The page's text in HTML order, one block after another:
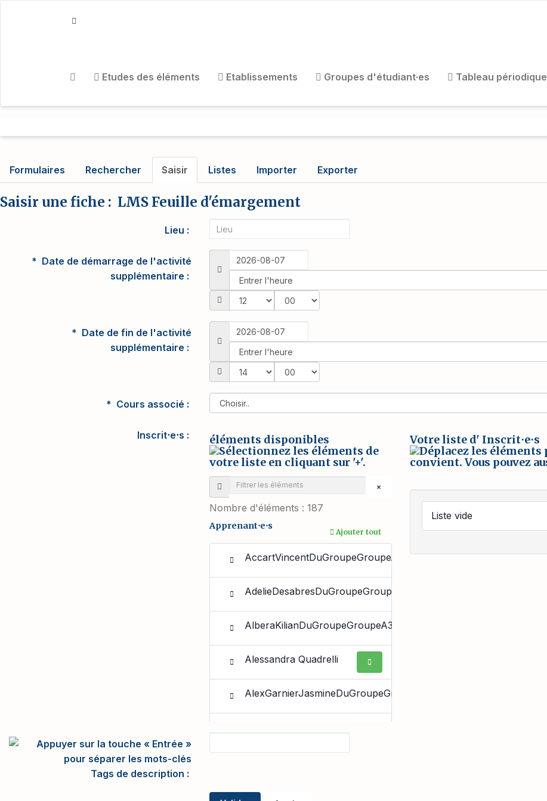
Etudes des éléments Etablissements Groupes d'étudiant·es Tableau périodique
Formulaires Rechercher Saisir Listes Importer Exporter
Saisir une fiche : LMS Feuille d'émargement
Lieu
Date de démarrage de l'activité
supplémentaire
Date de fin de l'activité
supplémentaire
Cours associé
Inscrit⋅e⋅s éléments disponibles
×
Nombre d'éléments : 187
Apprenant⋅e⋅s
Ajouter tout
AccartVincentDuGroupeGroupeA2Ruthenium
AdelieDesabresDuGroupeGroupeA1Lithium
AlberaKilianDuGroupeGroupeA3Phosphore
Alessandra Quadrelli
AlexGarnierJasmineDuGroupeGroupeB3Titan
Votre liste d' Inscrit⋅e⋅s
Liste vide
Tags de description